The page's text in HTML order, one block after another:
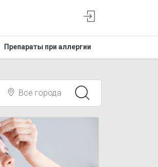
Препараты при аллергии
Все города